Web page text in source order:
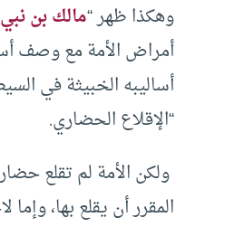
وهكذا ظهر “مالك بن نبي
أمراض الأمة مع وصف
أساليبه الخبيثة في
“الإقلاع الحضاري.
ولكن الأمة لم تقلع
المقرر أن يقلع بها،